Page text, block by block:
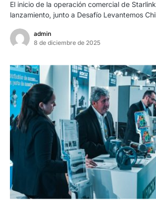
El inicio de la operación comercial de
lanzamiento, junto a Desafío Levantemos
admin
8 de diciembre de 2025